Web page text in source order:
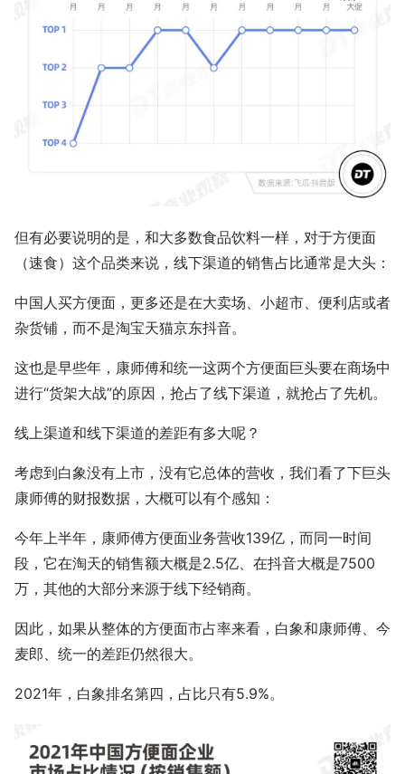
但有必要说明的是，和大多数食品饮料一样，对于方便面
（速食）这个品类来说，线下渠道的销售占比通常是大头：
中国人买方便面，更多还是在大卖场、小超市、便利店或者
杂货铺，而不是淘宝天猫京东抖音。
这也是早些年，康师傅和统一这两个方便面巨头要在商场中
进行“货架大战”的原因，抢占了线下渠道，就抢占了先机。
线上渠道和线下渠道的差距有多大呢？
考虑到白象没有上市，没有它总体的营收，我们看了下巨头
康师傅的财报数据，大概可以有个感知：
今年上半年，康师傅方便面业务营收139亿，而同一时间
段，它在淘天的销售额大概是2.5亿、在抖音大概是7500
万，其他的大部分来源于线下经销商。
因此，如果从整体的方便面市占率来看，白象和康师傅、今
麦郎、统一的差距仍然很大。
2021年，白象排名第四，占比只有5.9%。